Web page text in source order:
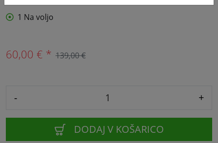
1 Na voljo
60,00 € * 139,00 €
- +
DODAJ V KOŠARICO